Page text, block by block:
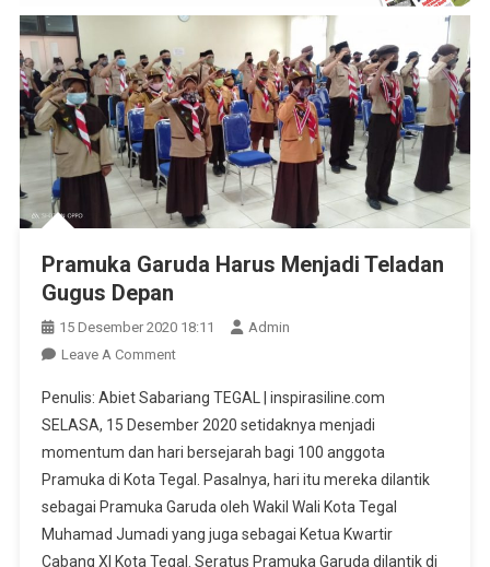
Pramuka Garuda Harus Menjadi Teladan
Gugus Depan
15 Desember 2020 18:11
Admin
Leave A CommentOn
Garuda
Harus
Menjadi
Teladan
Gugus
Depan
Penulis: Abiet Sabariang TEGAL | inspirasiline.com
SELASA, 15 Desember 2020 setidaknya menjadi
momentum dan hari bersejarah bagi 100 anggota
Pramuka di Kota Tegal. Pasalnya, hari itu mereka dilantik
sebagai Pramuka Garuda oleh Wakil Wali Kota Tegal
Muhamad Jumadi yang juga sebagai Ketua Kwartir
Cabang XI Kota Tegal. Seratus Pramuka Garuda dilantik di